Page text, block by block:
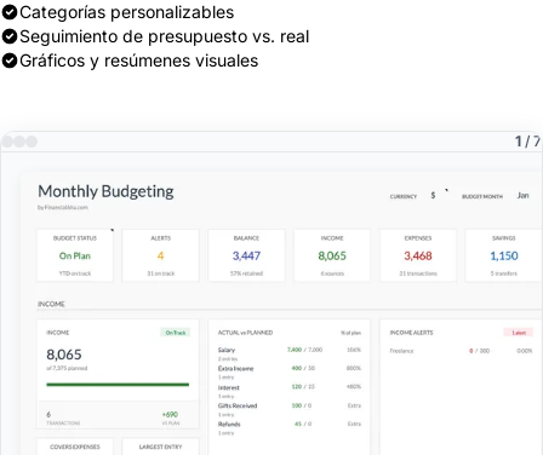
Categorías personalizables
Seguimiento de presupuesto vs. real
Gráficos y resúmenes visuales
1 / 7